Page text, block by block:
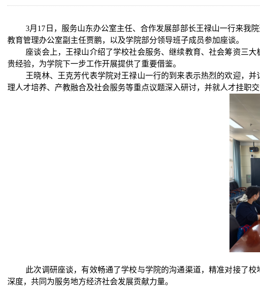
3月17日，服务山东办公室主任、合作发展部部长王禄山一行来我
教育管理办公室副主任贾鹏，以及学院部分领导班子成员参加座谈。
座谈会上，王禄山介绍了学校社会服务、继续教育、社会筹资三
贵经验，为学院下一步工作开展提供了重要借鉴。
王晓林、王克芳代表学院对王禄山一行的到来表示热烈的欢迎，
理人才培养、产教融合及社会服务等重点议题深入研讨，并就人才挂职
此次调研座谈，有效畅通了学校与学院的沟通渠道，精准对接了
深度，共同为服务地方经济社会发展贡献力量。